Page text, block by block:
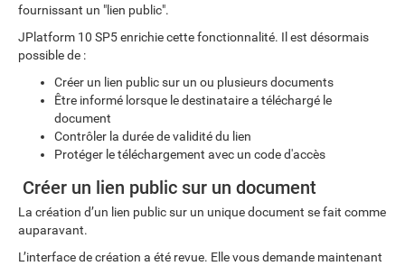
fournissant un "lien public".
JPlatform 10 SP5 enrichie cette fonctionnalité. Il est désormais
possible de :
Créer un lien public sur un ou plusieurs documents
Être informé lorsque le destinataire a téléchargé le
document
Contrôler la durée de validité du lien
Protéger le téléchargement avec un code d'accès
Créer un lien public sur un document
La création d’un lien public sur un unique document se fait comme
auparavant.
L’interface de création a été revue. Elle vous demande maintenant